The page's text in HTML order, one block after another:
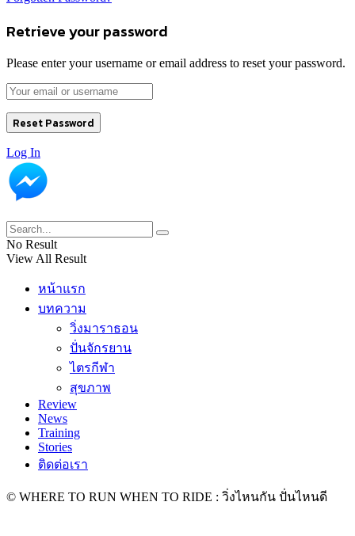
Retrieve your password
Please enter your username or email address to reset your password.
Log In
No Result
View All Result
หน้าแรก
บทความ
วิ่งมาราธอน
ปั่นจักรยาน
ไตรกีฬา
สุขภาพ
Review
News
Training
Stories
ติดต่อเรา
© WHERE TO RUN WHEN TO RIDE : วิ่งไหนกัน ปั่นไหนดี